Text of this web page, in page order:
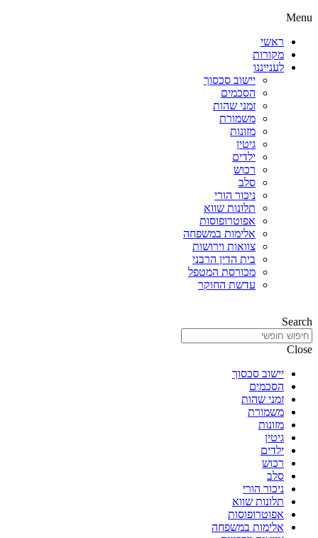
Menu
ראשי
מקורות
לענייננו
יישוב סכסוך
הסכמים
זמני שהות
משמורת
מזונות
גיטין
ילדים
רכוש
סלב
ניכור הורי
תלונות שווא
אפוטרופוסות
אלימות במשפחה
צוואות וירושות
בית הדין הרבני
מכורסת המטפל
עדשת החוקר
Search
Close
יישוב סכסוך
הסכמים
זמני שהות
משמורת
מזונות
גיטין
ילדים
רכוש
סלב
ניכור הורי
תלונות שווא
אפוטרופוסות
אלימות במשפחה